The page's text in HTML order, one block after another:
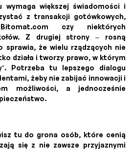
wymaga większej świadomości i
z transakcji gotówkowych,
czy niektórych
Z drugiej strony – rosną
sprawia, że wielu rządzących nie
działa i tworzy prawo, w którym
Potrzeba tu lepszego dialogu
żeby nie zabijać innowacji i
możliwości, a jednocześnie
tu do grona osób, które cenią
się z nie zawsze przyjaznymi